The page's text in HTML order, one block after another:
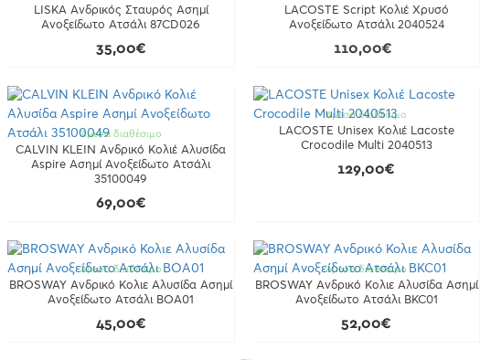
LISKA Ανδρικός Σταυρός Ασημί
Ανοξείδωτο Ατσάλι 87CD026
35,00€
LACOSTE Script Κολιέ Χρυσό
Ανοξείδωτο Ατσάλι 2040524
110,00€
Άμεσα διαθέσιμο
CALVIN KLEIN Ανδρικό Κολιέ Αλυσίδα
Aspire Ασημί Ανοξείδωτο Ατσάλι
35100049
69,00€
Άμεσα διαθέσιμο
LACOSTE Unisex Κολιέ Lacoste
Crocodile Multi 2040513
129,00€
Άμεσα διαθέσιμο
BROSWAY Ανδρικό Κολιε Αλυσίδα Ασημί
Ανοξείδωτο Ατσάλι BOA01
45,00€
Άμεσα διαθέσιμο
BROSWAY Ανδρικό Κολιε Αλυσίδα Ασημί
Ανοξείδωτο Ατσάλι BKC01
52,00€